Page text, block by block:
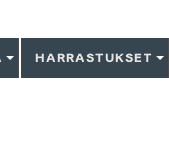
HARRASTUKSET